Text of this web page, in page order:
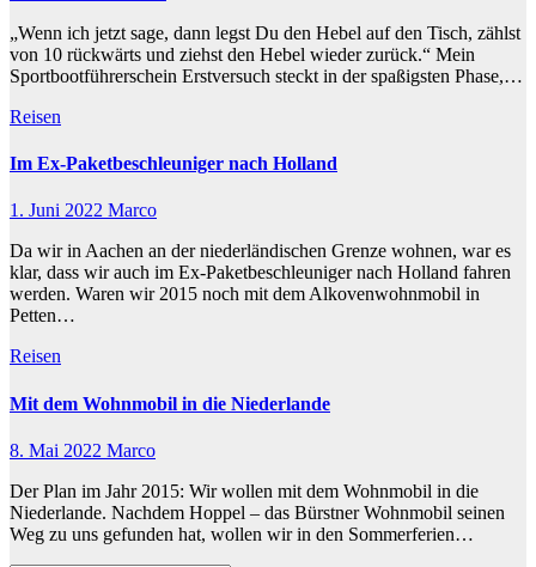
„Wenn ich jetzt sage, dann legst Du den Hebel auf den Tisch, zählst
von 10 rückwärts und ziehst den Hebel wieder zurück.“ Mein
Sportbootführerschein Erstversuch steckt in der spaßigsten Phase,…
Reisen
Im Ex-Paketbeschleuniger nach Holland
1. Juni 2022 Marco
Da wir in Aachen an der niederländischen Grenze wohnen, war es
klar, dass wir auch im Ex-Paketbeschleuniger nach Holland fahren
werden. Waren wir 2015 noch mit dem Alkovenwohnmobil in
Petten…
Reisen
Mit dem Wohnmobil in die Niederlande
8. Mai 2022 Marco
Der Plan im Jahr 2015: Wir wollen mit dem Wohnmobil in die
Niederlande. Nachdem Hoppel – das Bürstner Wohnmobil seinen
Weg zu uns gefunden hat, wollen wir in den Sommerferien…